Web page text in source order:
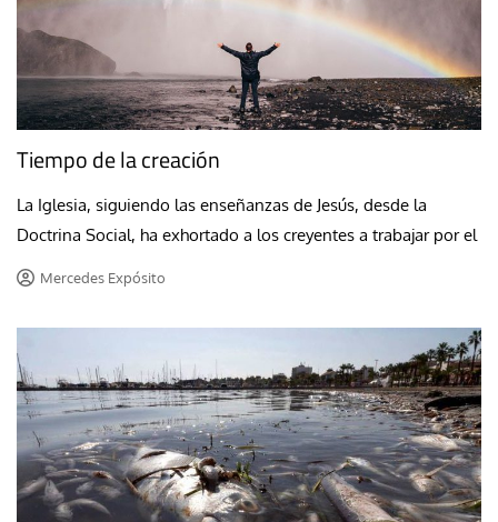
Tiempo de la creación
La Iglesia, siguiendo las enseñanzas de Jesús, desde la
Doctrina Social, ha exhortado a los creyentes a trabajar por el
Mercedes Expósito